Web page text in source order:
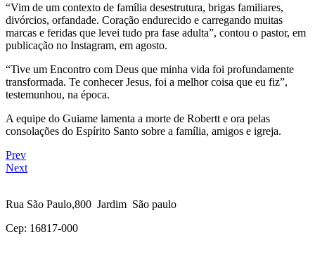
“Vim de um contexto de família desestrutura, brigas familiares,
divórcios, orfandade. Coração endurecido e carregando muitas
marcas e feridas que levei tudo pra fase adulta”, contou o pastor, em
publicação no Instagram, em agosto.
“Tive um Encontro com Deus que minha vida foi profundamente
transformada. Te conhecer Jesus, foi a melhor coisa que eu fiz”,
testemunhou, na época.
A equipe do Guiame lamenta a morte de Robertt e ora pelas
consolações do Espírito Santo sobre a família, amigos e igreja.
Prev
Next
Rua São Paulo,800 Jardim São paulo
Cep: 16817-000